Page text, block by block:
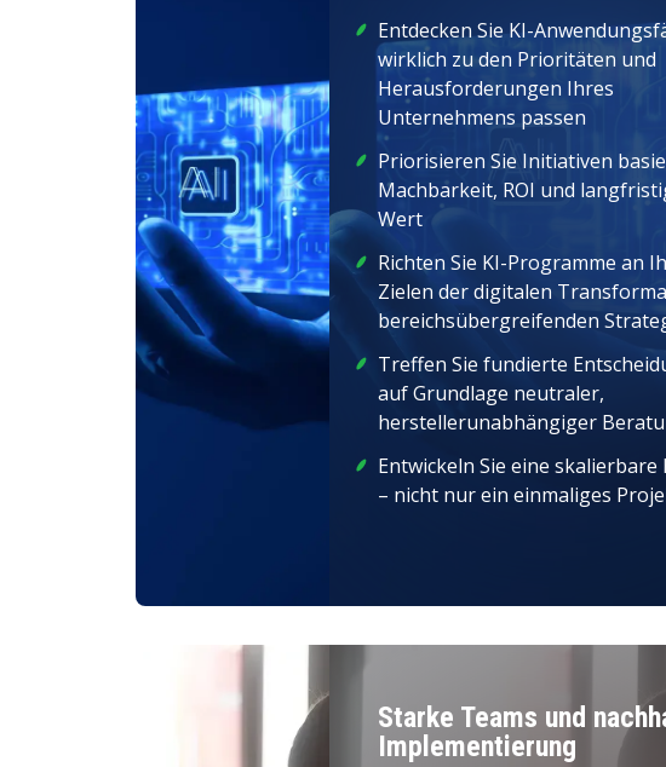
Entdecken Sie KI-
wirklich zu den Prioritäten und
Herausforderungen Ihres
Unternehmens passen
Priorisieren Sie Initiativen
Machbarkeit, ROI und
Wert
Richten Sie KI-Programme an
Zielen der digitalen
bereichsübergreifenden
Treffen Sie fundierte
auf Grundlage neutraler,
herstellerunabhängiger
Entwickeln Sie eine skalierbare
– nicht nur ein einmaliges
Starke Teams und
Implementierung